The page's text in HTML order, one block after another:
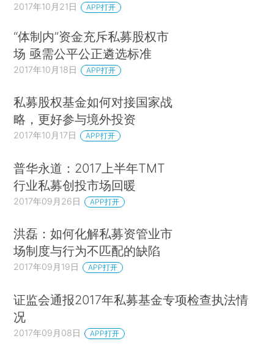
2017年10月21日 APP打开
“体制内”资金充斥私募股权市
场 亟需公平公正遴选标准
2017年10月18日 APP打开
私募股权基金如何对接国家战
略，更好参与境外投资
2017年10月17日 APP打开
普华永道：2017上半年TMT
行业私募创投市场回暖
2017年09月26日 APP打开
洪磊：如何化解私募资管业市
场制度与行为不匹配的缺陷
2017年09月19日 APP打开
证监会通报2017年私募基金专项检查执法情
况
2017年09月08日 APP打开